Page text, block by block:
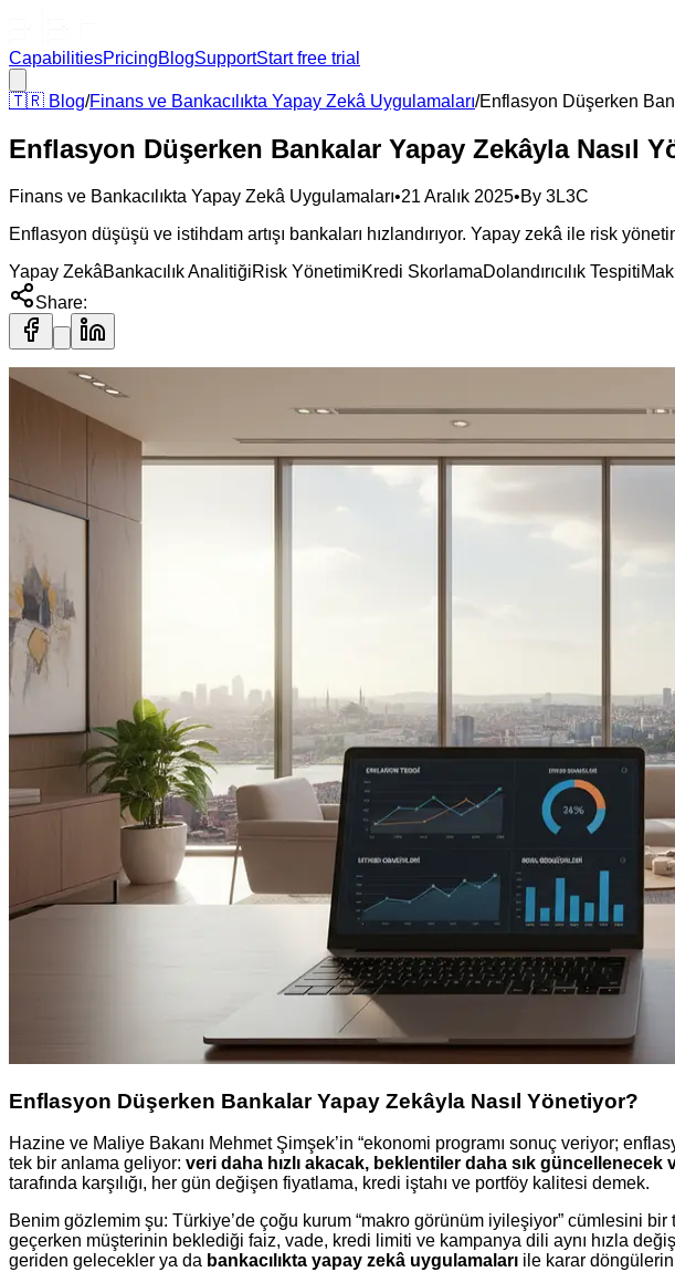
CapabilitiesPricingBlogSupportStart free trial
🇹🇷 Blog/Finans ve Bankacılıkta Yapay Zekâ Uygulamaları/Enflasyon Düşerken
Enflasyon Düşerken Bankalar Yapay Zekâyla Nasıl
Finans ve Bankacılıkta Yapay Zekâ Uygulamaları•21 Aralık 2025•By 3L3C
Enflasyon düşüşü ve istihdam artışı bankaları hızlandırıyor. Yapay zekâ ile risk
Yapay ZekâBankacılık AnalitiğiRisk YönetimiKredi SkorlamaDolandırıcılık Tespiti
Share:
Enflasyon Düşerken Bankalar Yapay Zekâyla Nasıl Yönetiyor?
Hazine ve Maliye Bakanı Mehmet Şimşek’in “ekonomi programı sonuç veriyor;
tek bir anlama geliyor: veri daha hızlı akacak, beklentiler daha sık
tarafında karşılığı, her gün değişen fiyatlama, kredi iştahı ve portföy kalitesi demek.
Benim gözlemim şu: Türkiye’de çoğu kurum “makro görünüm iyileşiyor” cümlesini
geçerken müşterinin beklediği faiz, vade, kredi limiti ve kampanya dili aynı hızla
geriden gelecekler ya da bankacılıkta yapay zekâ uygulamaları ile karar